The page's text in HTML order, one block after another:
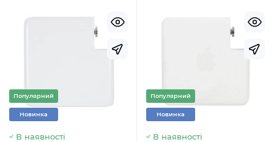
Популярний
Новинка
В наявності
Популярний
Новинка
В наявності